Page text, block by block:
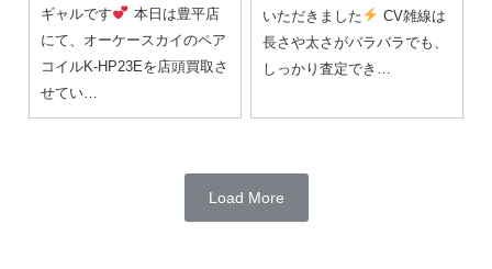
ギャルです
本日は豊平店
にて、オーケースカイのペア
コイルK-HP23Eを店頭買取さ
せてい…
いただきました
CV雑線は
長さや太さがバラバラでも、
しっかり査定でき…
Load More